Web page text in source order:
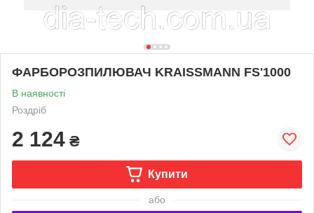
ФАРБОРОЗПИЛЮВАЧ KRAISSMANN FS'1000
В наявності
Роздріб
2 124 ₴
Купити
або